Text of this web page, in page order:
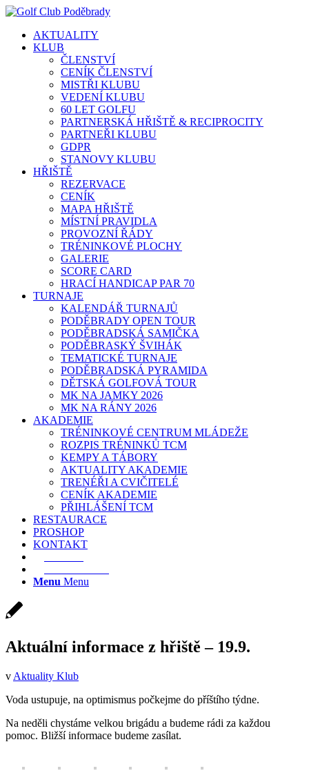
AKTUALITY
KLUB
ČLENSTVÍ
CENÍK ČLENSTVÍ
MISTŘI KLUBU
VEDENÍ KLUBU
60 LET GOLFU
PARTNERSKÁ HŘIŠTĚ & RECIPROCITY
PARTNEŘI KLUBU
GDPR
STANOVY KLUBU
HŘIŠTĚ
REZERVACE
CENÍK
MAPA HŘIŠTĚ
MÍSTNÍ PRAVIDLA
PROVOZNÍ ŘÁDY
TRÉNINKOVÉ PLOCHY
GALERIE
SCORE CARD
HRACÍ HANDICAP PAR 70
TURNAJE
KALENDÁŘ TURNAJŮ
PODĚBRADY OPEN TOUR
PODĚBRADSKÁ SAMIČKA
PODĚBRASKÝ ŠVIHÁK
TEMATICKÉ TURNAJE
PODĚBRADSKÁ PYRAMIDA
DĚTSKÁ GOLFOVÁ TOUR
MK NA JAMKY 2026
MK NA RÁNY 2026
AKADEMIE
TRÉNINKOVÉ CENTRUM MLÁDEŽE
ROZPIS TRÉNINKŮ TCM
KEMPY A TÁBORY
AKTUALITY AKADEMIE
TRENÉŘI A CVIČITELÉ
CENÍK AKADEMIE
PŘIHLÁŠENÍ TCM
RESTAURACE
PROSHOP
KONTAKT
Menu Menu
Aktuální informace z hřiště – 19.9.
v Aktuality Klub
Voda ustupuje, na optimismus počkejme do příštího týdne.
Na neděli chystáme velkou brigádu a budeme rádi za každou
pomoc. Bližší informace budeme zasílat.